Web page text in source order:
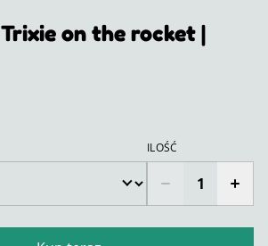
on the rocket |
ILOŚĆ